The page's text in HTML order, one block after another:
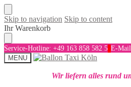
Skip to navigation Skip to content
Ihr Warenkorb
Service-Hotline: +49 163 858 582 5 E-
MENU
Wir liefern alles rund